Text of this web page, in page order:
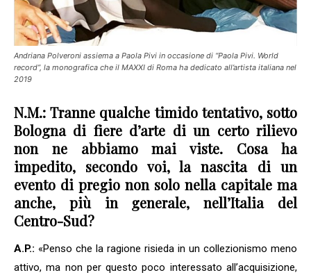
Andriana Polveroni assiema a Paola Pivi in occasione di “Paola Pivi. World
record”, la monografica che il MAXXI di Roma ha dedicato all’artista italiana nel
2019
N.M.: Tranne qualche timido tentativo, sotto
Bologna di fiere d’arte di un certo rilievo
non ne abbiamo mai viste. Cosa ha
impedito, secondo voi, la nascita di un
evento di pregio non solo nella capitale ma
anche, più in generale, nell’Italia del
Centro-Sud?
A.P.: «Penso che la ragione risieda in un collezionismo meno
attivo, ma non per questo poco interessato all’acquisizione,